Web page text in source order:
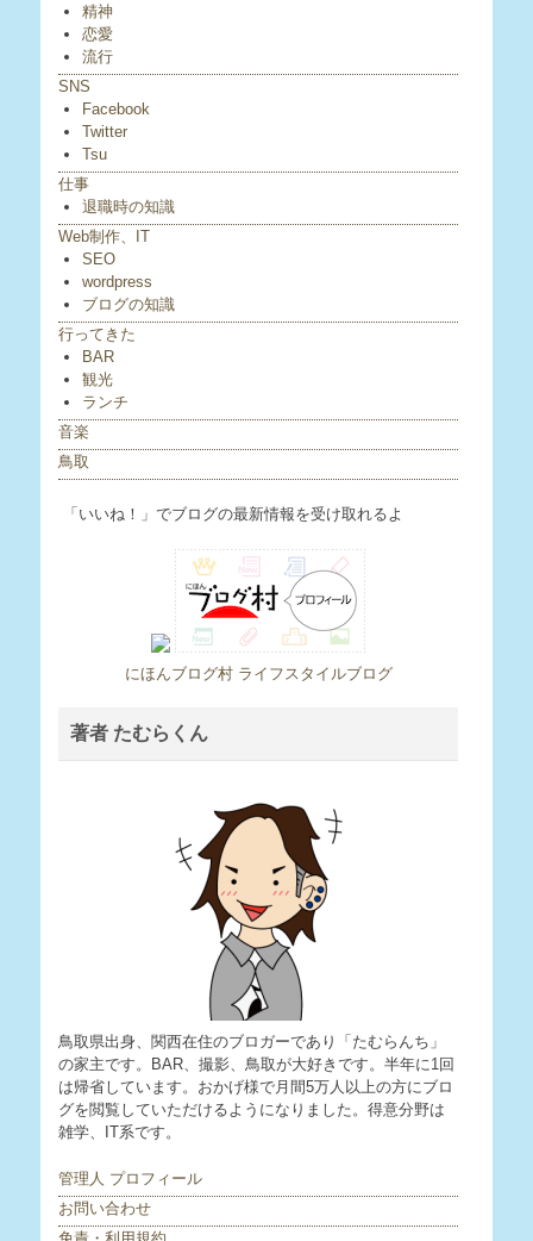
精神
恋愛
流行
SNS
Facebook
Twitter
Tsu
仕事
退職時の知識
Web制作、IT
SEO
wordpress
ブログの知識
行ってきた
BAR
観光
ランチ
音楽
鳥取
「いいね！」でブログの最新情報を受け取れるよ
にほんブログ村 ライフスタイルブログ
著者 たむらくん
鳥取県出身、関西在住のブロガーであり「たむらんち」
の家主です。BAR、撮影、鳥取が大好きです。半年に1回
は帰省しています。おかげ様で月間5万人以上の方にブロ
グを閲覧していただけるようになりました。得意分野は
雑学、IT系です。
管理人 プロフィール
お問い合わせ